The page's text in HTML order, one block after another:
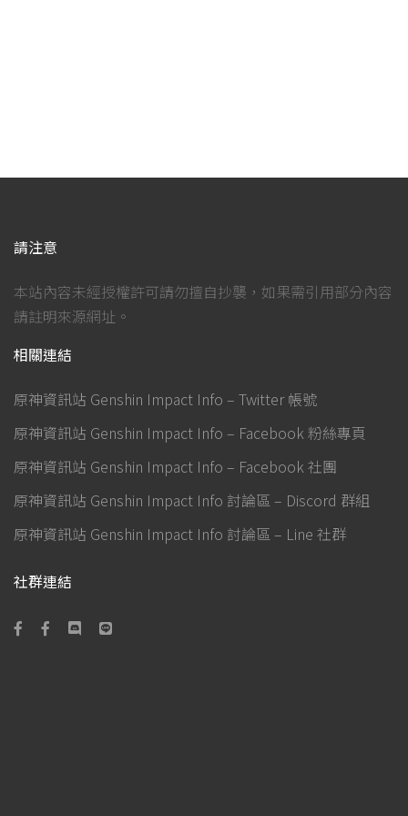
請注意
本站內容未經授權許可請勿擅自抄襲，如果需引用部分內容
請註明來源網址。
相關連結
原神資訊站 Genshin Impact Info – Twitter 帳號
原神資訊站 Genshin Impact Info – Facebook 粉絲專頁
原神資訊站 Genshin Impact Info – Facebook 社團
原神資訊站 Genshin Impact Info 討論區 – Discord 群組
原神資訊站 Genshin Impact Info 討論區 – Line 社群
社群連結